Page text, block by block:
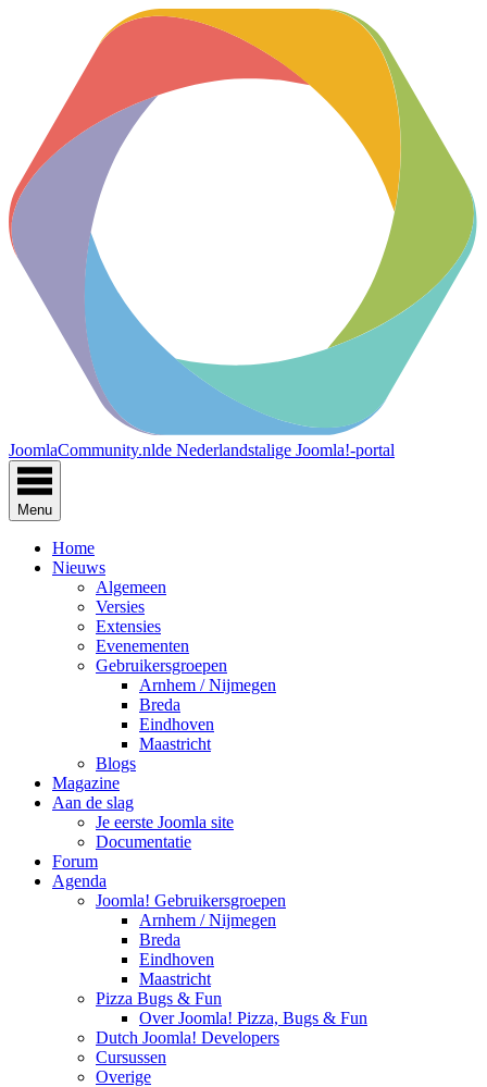
JoomlaCommunity.nlde Nederlandstalige Joomla!-portal
Menu
Home
Nieuws
Algemeen
Versies
Extensies
Evenementen
Gebruikersgroepen
Arnhem / Nijmegen
Breda
Eindhoven
Maastricht
Blogs
Magazine
Aan de slag
Je eerste Joomla site
Documentatie
Forum
Agenda
Joomla! Gebruikersgroepen
Arnhem / Nijmegen
Breda
Eindhoven
Maastricht
Pizza Bugs & Fun
Over Joomla! Pizza, Bugs & Fun
Dutch Joomla! Developers
Cursussen
Overige